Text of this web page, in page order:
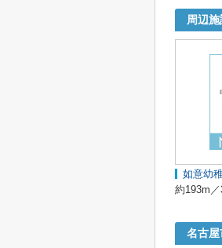
周辺
如意幼
約193m／
名古